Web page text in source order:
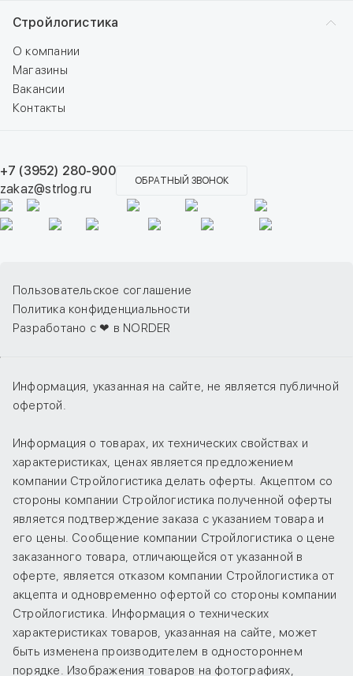
Стройлогистика
О компании
Магазины
Вакансии
Контакты
+7 (3952) 280-900
zakaz@strlog.ru
ОБРАТНЫЙ ЗВОНОК
Пользовательское соглашение
Политика конфиденциальности
Разработано с ❤ в NORDER
Информация, указанная на сайте, не является публичной
офертой.
Информация о товарах, их технических свойствах и
характеристиках, ценах является предложением
компании Стройлогистика делать оферты. Акцептом со
стороны компании Стройлогистика полученной оферты
является подтверждение заказа с указанием товара и
его цены. Сообщение компании Стройлогистика о цене
заказанного товара, отличающейся от указанной в
оферте, является отказом компании Стройлогистика от
акцепта и одновременно офертой со стороны компании
Стройлогистика. Информация о технических
характеристиках товаров, указанная на сайте, может
быть изменена производителем в одностороннем
порядке. Изображения товаров на фотографиях,